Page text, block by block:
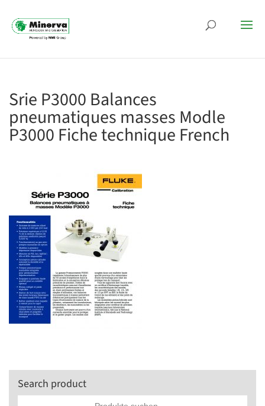
Srie P3000 Balances
pneumatiques masses Modle
P3000 Fiche technique French
Search product